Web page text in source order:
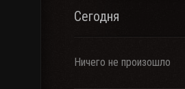
Сегодня
Ничего не произошло